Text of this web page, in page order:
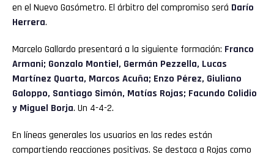
en el Nuevo Gasómetro. El árbitro del compromiso será Darío
Herrera.
Marcelo Gallardo presentará a la siguiente formación: Franco
Armani; Gonzalo Montiel, Germán Pezzella, Lucas
Martínez Quarta, Marcos Acuña; Enzo Pérez, Giuliano
Galoppo, Santiago Simón, Matías Rojas; Facundo Colidio
y Miguel Borja. Un 4-4-2.
En líneas generales los usuarios en las redes están
compartiendo reacciones positivas. Se destaca a Rojas como
Flipboard